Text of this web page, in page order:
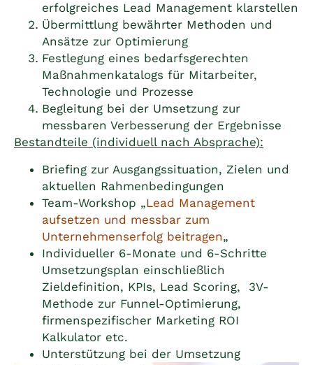
erfolgreiches Lead Management klarstellen
Übermittlung bewährter Methoden und
Ansätze zur Optimierung
Festlegung eines bedarfsgerechten
Maßnahmenkatalogs für Mitarbeiter,
Technologie und Prozesse
Begleitung bei der Umsetzung zur
messbaren Verbesserung der Ergebnisse
Bestandteile (individuell nach Absprache):
Briefing zur Ausgangssituation, Zielen und
aktuellen Rahmenbedingungen
Team-Workshop „Lead Management
aufsetzen und messbar zum
Unternehmenserfolg beitragen„
Individueller 6-Monate und 6-Schritte
Umsetzungsplan einschließlich
Zieldefinition, KPIs, Lead Scoring, 3V-
Methode zur Funnel-Optimierung,
firmenspezifischer Marketing ROI
Kalkulator etc.
Unterstützung bei der Umsetzung